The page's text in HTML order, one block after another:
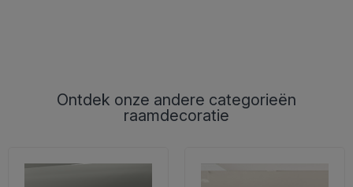
Ontdek onze andere categorieën
raamdecoratie